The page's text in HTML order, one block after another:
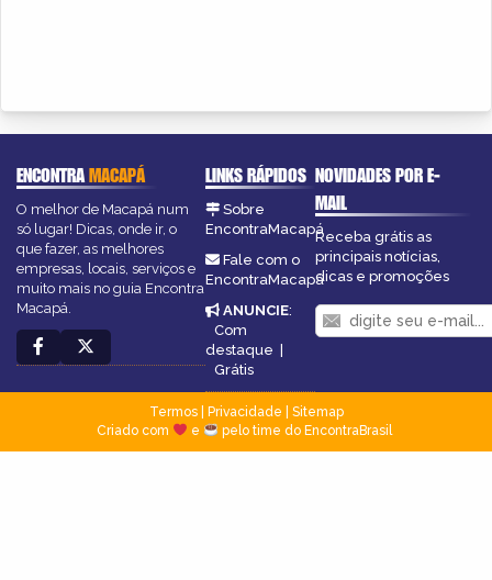
ENCONTRAMACAPÁ
O melhor de Macapá num
só lugar! Dicas, onde ir, o
que fazer, as melhores
empresas, locais, serviços e
muito mais no guia Encontra
Macapá.
LINKS RÁPIDOS
Sobre
EncontraMacapá
Fale com o
EncontraMacapá
ANUNCIE:
Com
destaque |
Grátis
NOVIDADES POR E-
MAIL
Receba grátis as
principais notícias,
dicas e promoções
Termos| Privacidade
Sitemap
Criado com
e pelo time do EncontraBrasil